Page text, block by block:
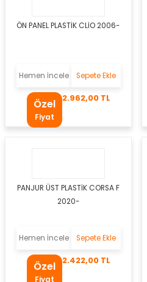
ÖN PANEL PLASTİK CLİO 2006-
Hemen İncele Sepete Ekle
Özel
Fiyat
2.962,00 TL
PANJUR ÜST PLASTİK CORSA F
2020-
Hemen İncele Sepete Ekle
Özel
Fiyat
2.422,00 TL